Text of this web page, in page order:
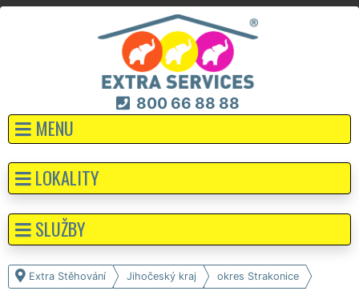
800 66 88 88
MENU
Extra Stěhování Jihočeský kraj okres Strakonice
LOKALITY
SLUŽBY